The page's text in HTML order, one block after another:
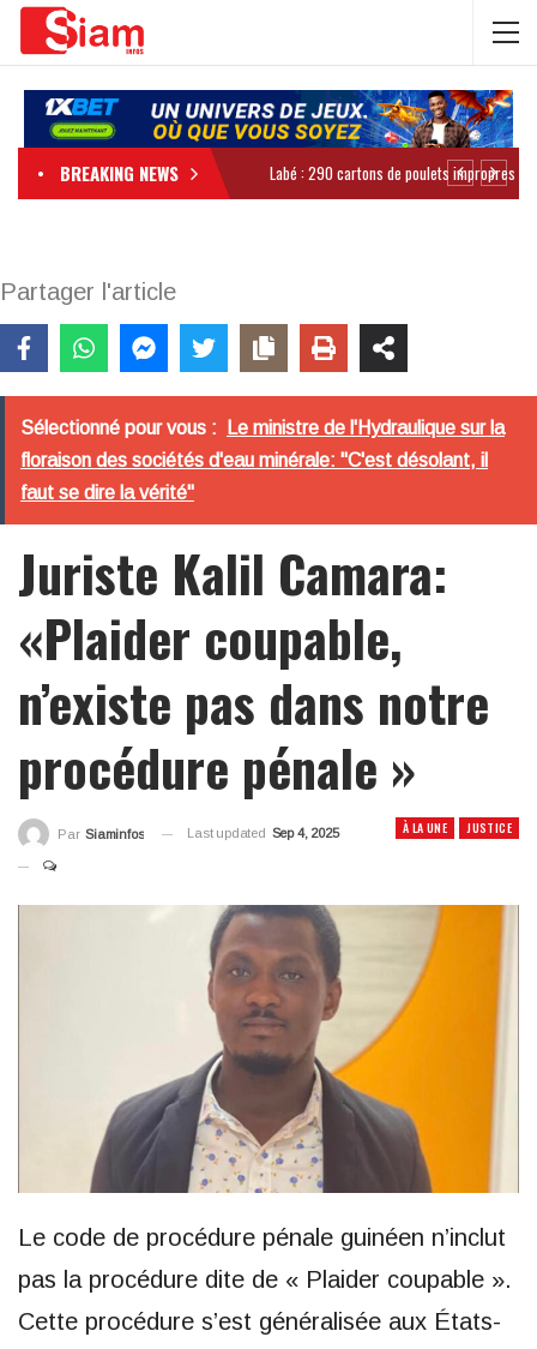
BREAKING NEWS
Partager l'article
Sélectionné pour vous :
Le ministre de l'Hydraulique sur la
floraison des sociétés d'eau minérale: "C'est désolant, il
faut se dire la vérité"
Juriste Kalil Camara:
«Plaider coupable,
n’existe pas dans notre
procédure pénale »
À LA UNE JUSTICE
Par Siaminfos Last updated Sep 4, 2025
Le code de procédure pénale guinéen n’inclut
pas la procédure dite de « Plaider coupable ».
Cette procédure s’est généralisée aux États-